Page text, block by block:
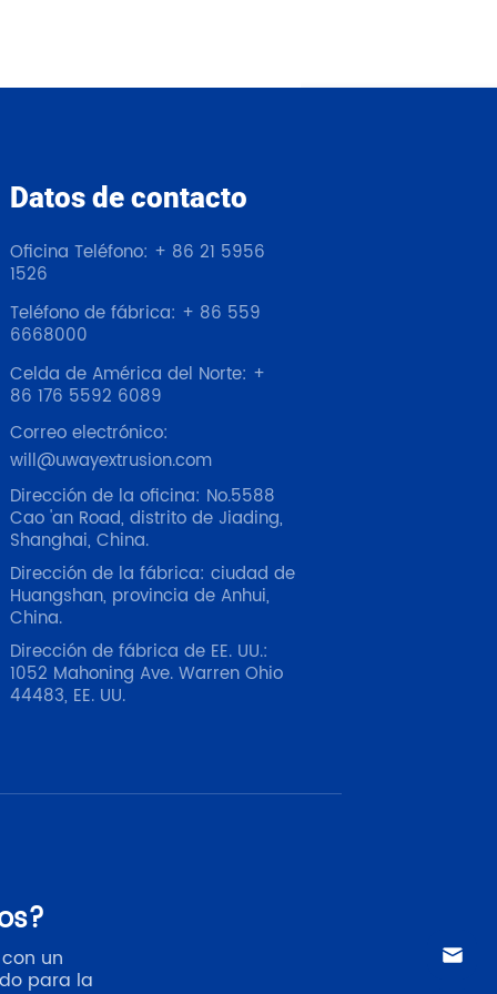
Datos de contacto
Oficina Teléfono: + 86 21 5956
1526
Teléfono de fábrica: + 86 559
6668000
Celda de América del Norte: +
86 176 5592 6089
Correo electrónico:
will@uwayextrusion.com
Dirección de la oficina: No.5588
Cao 'an Road, distrito de Jiading,
Shanghai, China.
Dirección de la fábrica: ciudad de
Huangshan, provincia de Anhui,
China.
Dirección de fábrica de EE. UU.:
1052 Mahoning Ave. Warren Ohio
44483, EE. UU.
un
para la